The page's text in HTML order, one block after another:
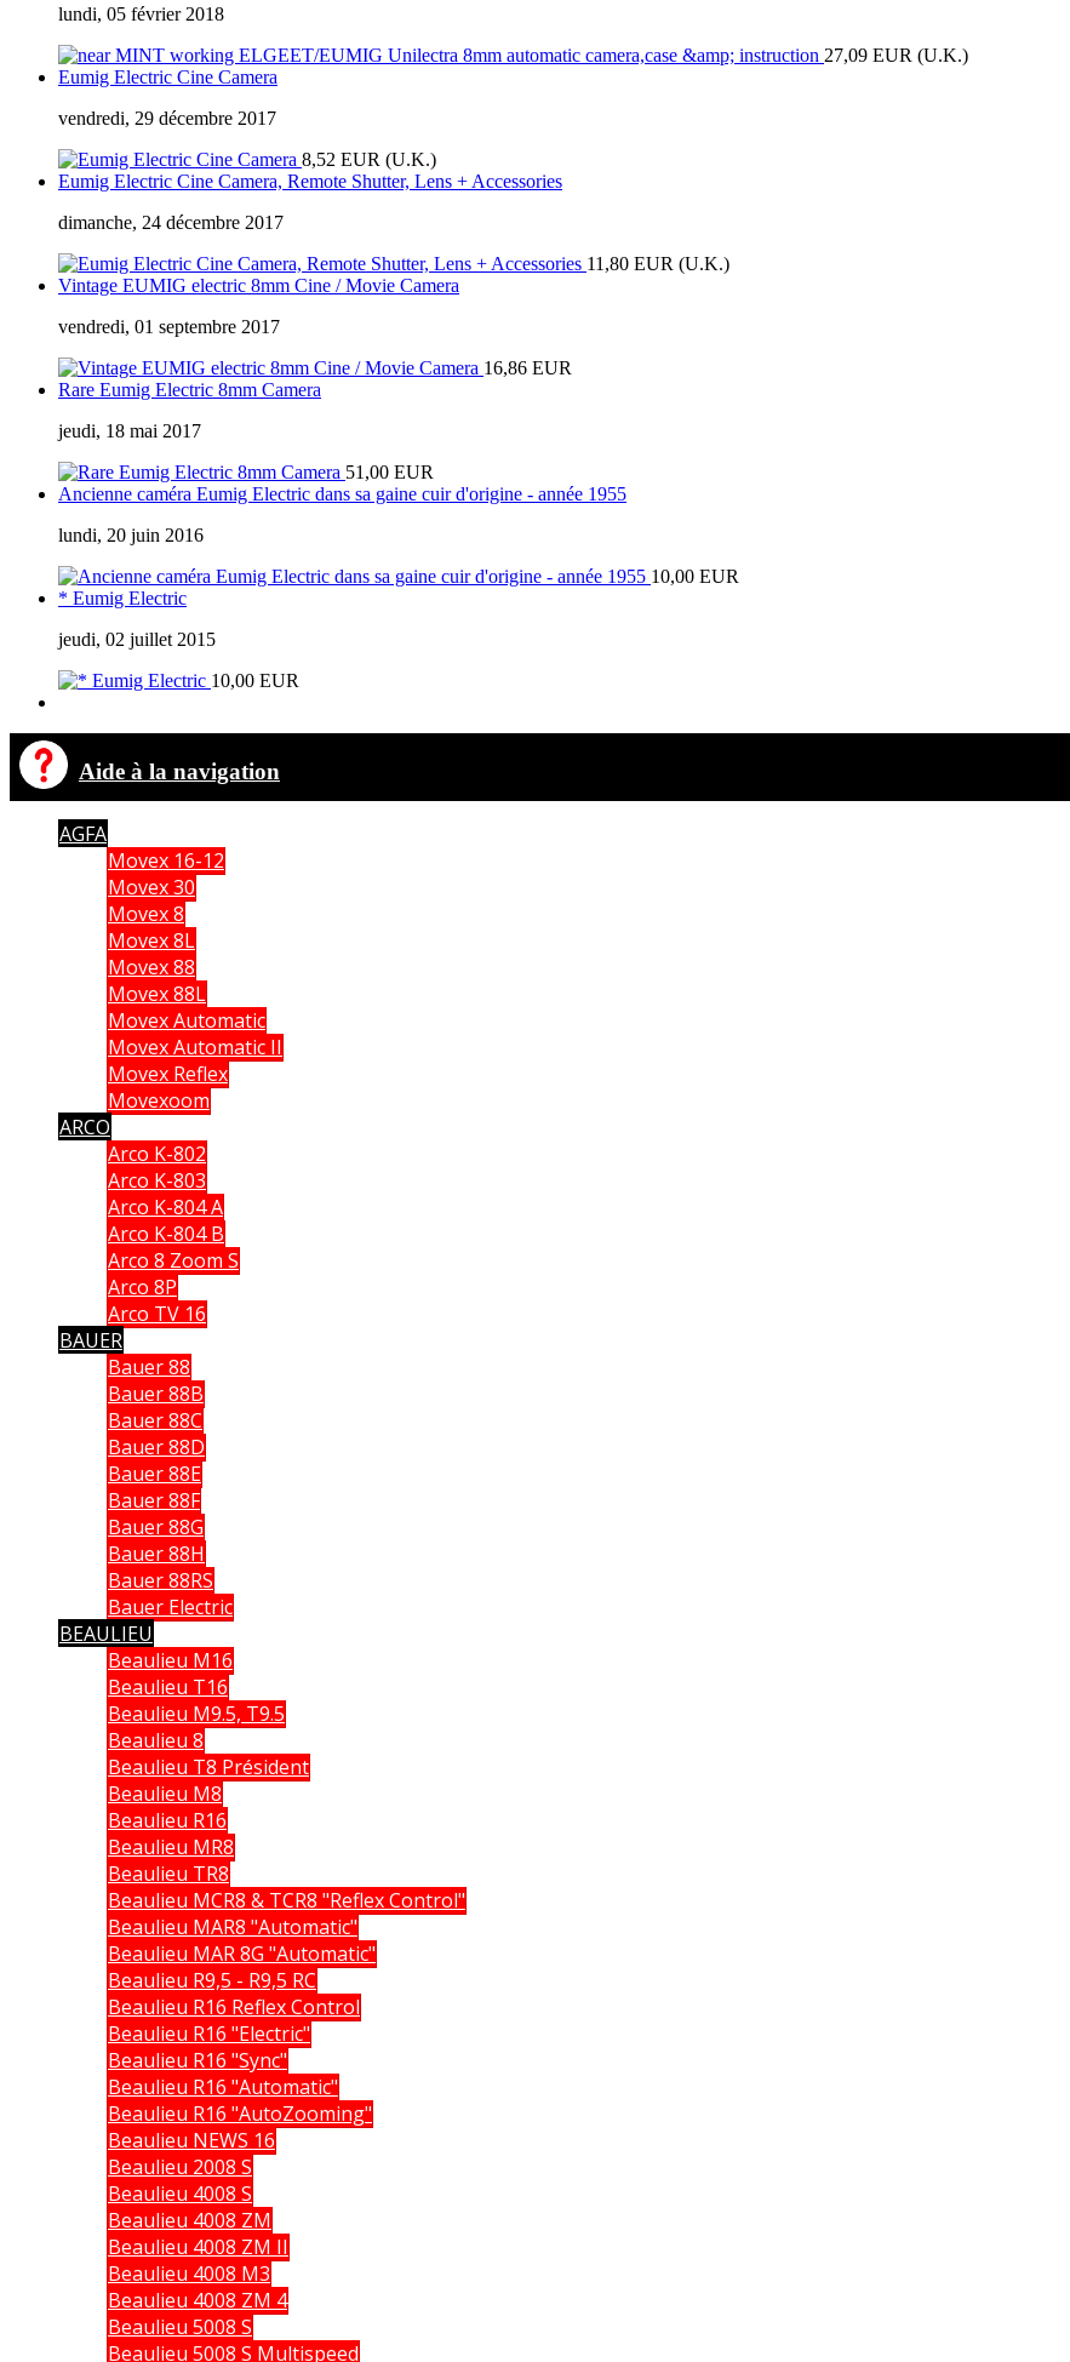
lundi, 05 février 2018
27,09 EUR (U.K.)
Eumig Electric Cine Camera
vendredi, 29 décembre 2017
8,52 EUR (U.K.)
Eumig Electric Cine Camera, Remote Shutter, Lens + Accessories
dimanche, 24 décembre 2017
11,80 EUR (U.K.)
Vintage EUMIG electric 8mm Cine / Movie Camera
vendredi, 01 septembre 2017
16,86 EUR
Rare Eumig Electric 8mm Camera
jeudi, 18 mai 2017
51,00 EUR
Ancienne caméra Eumig Electric dans sa gaine cuir d'origine - année 1955
lundi, 20 juin 2016
10,00 EUR
* Eumig Electric
jeudi, 02 juillet 2015
10,00 EUR
Aide à la navigation
AGFA
Movex 16-12
Movex 30
Movex 8
Movex 8L
Movex 88
Movex 88L
Movex Automatic
Movex Automatic II
Movex Reflex
Movexoom
ARCO
Arco K-802
Arco K-803
Arco K-804 A
Arco K-804 B
Arco 8 Zoom S
Arco 8P
Arco TV 16
BAUER
Bauer 88
Bauer 88B
Bauer 88C
Bauer 88D
Bauer 88E
Bauer 88F
Bauer 88G
Bauer 88H
Bauer 88RS
Bauer Electric
BEAULIEU
Beaulieu M16
Beaulieu T16
Beaulieu M9.5, T9.5
Beaulieu 8
Beaulieu T8 Président
Beaulieu M8
Beaulieu R16
Beaulieu MR8
Beaulieu TR8
Beaulieu MCR8 & TCR8 "Reflex Control"
Beaulieu MAR8 "Automatic"
Beaulieu MAR 8G "Automatic"
Beaulieu R9,5 - R9,5 RC
Beaulieu R16 Reflex Control
Beaulieu R16 "Electric"
Beaulieu R16 "Sync"
Beaulieu R16 "Automatic"
Beaulieu R16 "AutoZooming"
Beaulieu NEWS 16
Beaulieu 2008 S
Beaulieu 4008 S
Beaulieu 4008 ZM
Beaulieu 4008 ZM II
Beaulieu 4008 M3
Beaulieu 4008 ZM 4
Beaulieu 5008 S
Beaulieu 5008 S Multispeed